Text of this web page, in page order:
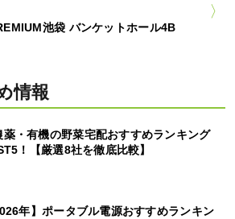
池袋 バンケットホール4B
情報
薬・有機の野菜宅配おすすめランキング
！【厳選8社を徹底比較】
年】ポータブル電源おすすめランキン